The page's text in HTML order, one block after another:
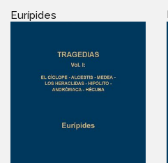
Eurípides